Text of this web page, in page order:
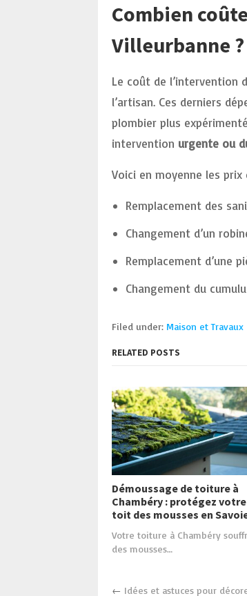
Combien
Villeurbanne ?
Le coût de l’intervention
l’artisan. Ces derniers
plombier plus
intervention urgente ou
Voici en moyenne les
Remplacement des
Changement d’un
Remplacement d’une
Changement du
Filed under: Maison et Travaux
RELATED POSTS
Démoussage de toiture à
Chambéry : protégez votre
toit des mousses en
Votre toiture à Chambéry
des mousses…
← Idées et astuces pour